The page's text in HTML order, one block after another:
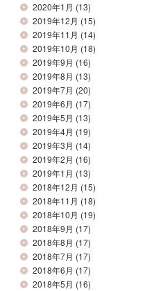
2020年1月 (13)
2019年12月 (15)
2019年11月 (14)
2019年10月 (18)
2019年9月 (16)
2019年8月 (13)
2019年7月 (20)
2019年6月 (17)
2019年5月 (13)
2019年4月 (19)
2019年3月 (14)
2019年2月 (16)
2019年1月 (13)
2018年12月 (15)
2018年11月 (18)
2018年10月 (19)
2018年9月 (17)
2018年8月 (17)
2018年7月 (17)
2018年6月 (17)
2018年5月 (16)